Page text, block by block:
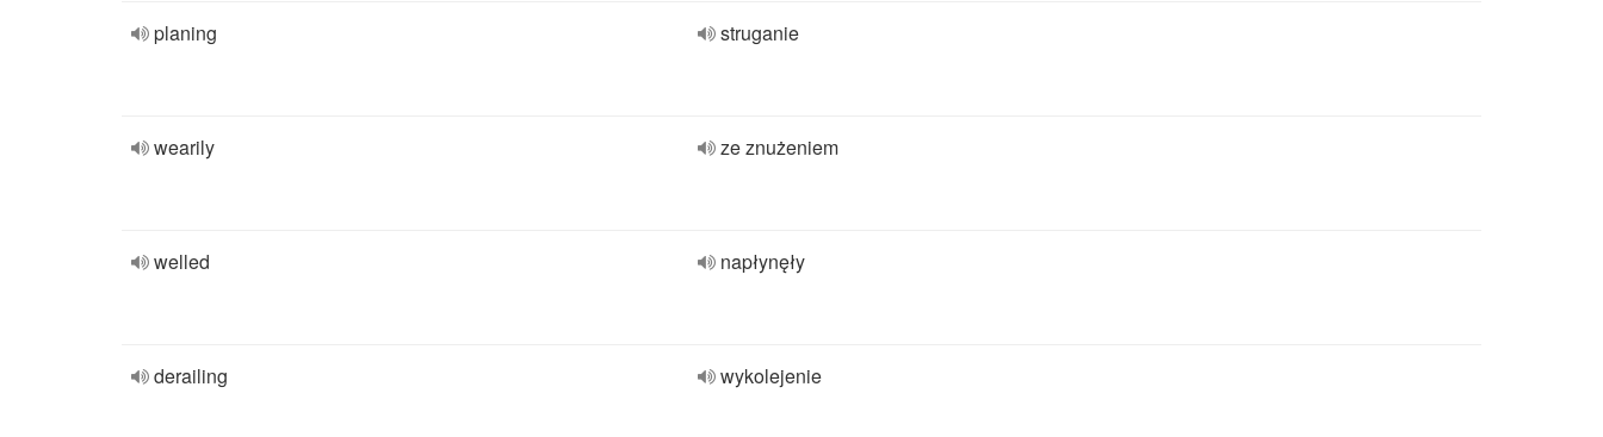
planing struganie
wearily ze znużeniem
welled napłynęły
derailing wykolejenie